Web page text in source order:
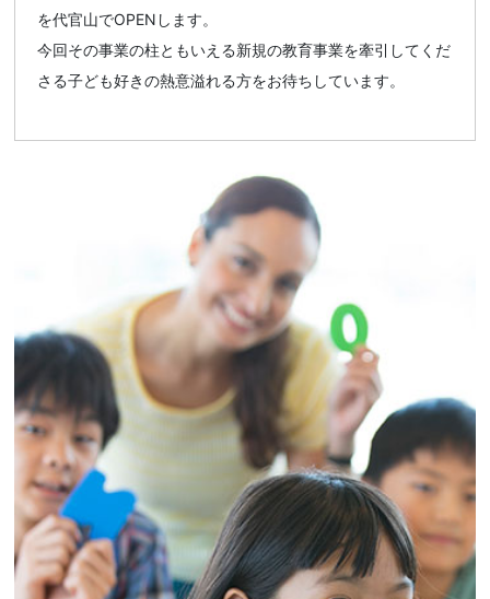
を代官山でOPENします。
今回その事業の柱ともいえる新規の教育事業を牽引してくだ
さる子ども好きの熱意溢れる方をお待ちしています。